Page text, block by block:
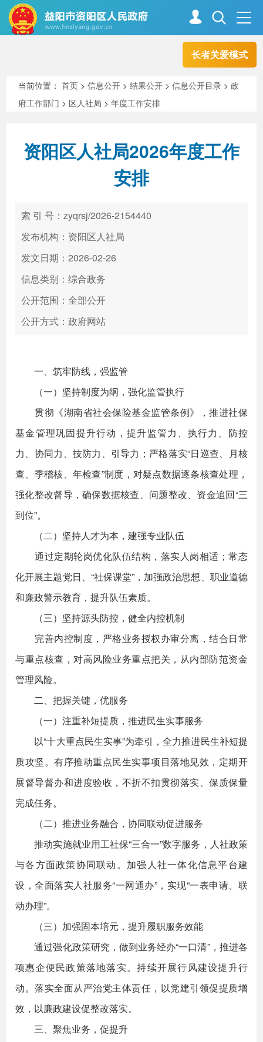
长者关爱模式
走进资阳
新闻中心 解读回应
政务服务
高效办成一件事
当前位置：首页 >信息公开 >结果公开 >信息公开目录 >政
府工作部门 > 区人社局 >年度工作安排
资阳区人社局2026年度工作
安排
索 引 号：zyqrsj/2026-2154440
发布机构：资阳区人社局
发文日期：2026-02-26
信息类别：综合政务
公开范围：全部公开
公开方式：政府网站
一、筑牢防线，强监管
（一）坚持制度为纲，强化监管执行
贯彻《湖南省社会保险基金监管条例》，推进社保
基金管理巩固提升行动，提升监管力、执行力、防控
力、协同力、技防力、引导力；严格落实“日巡查、月核
查、季稽核、年检查”制度，对疑点数据逐条核查处理，
强化整改督导，确保数据核查、问题整改、资金追回“三
到位”。
（二）坚持人才为本，建强专业队伍
通过定期轮岗优化队伍结构，落实人岗相适；常态
化开展主题党日、“社保课堂”，加强政治思想、职业道德
和廉政警示教育，提升队伍素质。
（三）坚持源头防控，健全内控机制
完善内控制度，严格业务授权办审分离，结合日常
与重点核查，对高风险业务重点把关，从内部防范资金
管理风险。
二、把握关键，优服务
（一）注重补短提质，推进民生实事服务
以“十大重点民生实事”为牵引，全力推进民生补短提
质攻坚。有序推动重点民生实事项目落地见效，定期开
展督导督办和进度验收，不折不扣贯彻落实、保质保量
完成任务。
（二）推进业务融合，协同联动促进服务
推动实施就业用工社保“三合一”数字服务，人社政策
与各方面政策协同联动。加强人社一体化信息平台建
设，全面落实人社服务“一网通办”，实现“一表申请、联
动办理”。
（三）加强固本培元，提升履职服务效能
通过强化政策研究，做到业务经办“一口清”，推进各
项惠企便民政策落地落实。持续开展行风建设提升行
动。落实全面从严治党主体责任，以党建引领促提质增
效，以廉政建设促整改落实。
三、聚焦业务，促提升